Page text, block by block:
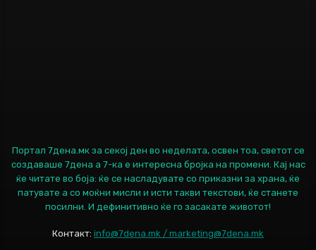
Портал 7дена.мк за секој ден во неделата, освен тоа, светот се
создаваше 7дена а 7-ка е интересна бројка на промени. Кај нас
ќе читате во боја: ќе се насладувате со приказни за храна, ќе
патувате а со моќни мисли и исти такви текстови, ќе станете
посилни. И дефинитивно ќе го засакате животот!
Контакт: info@7dena.mk / marketing@7dena.mk